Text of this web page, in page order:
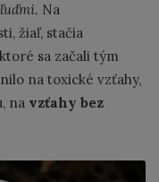
. Na
žiaľ, stačia
sa začali tým
na toxické vzťahy,
na vzťahy bez